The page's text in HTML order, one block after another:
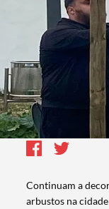
Continuam a
arbustos na